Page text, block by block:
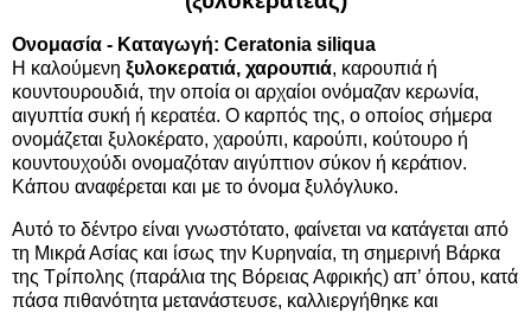
Ονομασία - Καταγωγή: Ceratonia siliqua
Η καλούμενη ξυλοκερατιά, χαρουπιά, καρουπιά ή
κουντουρουδιά, την οποία οι αρχαίοι ονόμαζαν κερωνία,
αιγυπτία συκή ή κερατέα. Ο καρπός της, ο οποίος σήμερα
ονομάζεται ξυλοκέρατο, χαρούπι, καρούπι, κούτουρο ή
κουντουχούδι ονομαζόταν αιγύπτιον σύκον ή κεράτιον.
Κάπου αναφέρεται και με το όνομα ξυλόγλυκο.
Αυτό το δέντρο είναι γνωστότατο, φαίνεται να κατάγεται από
τη Μικρά Ασίας και ίσως την Κυρηναία, τη σημερινή Βάρκα
της Τρίπολης (παράλια της Βόρειας Αφρικής) απ’ όπου, κατά
πάσα πιθανότητα μετανάστευσε, καλλιεργήθηκε και